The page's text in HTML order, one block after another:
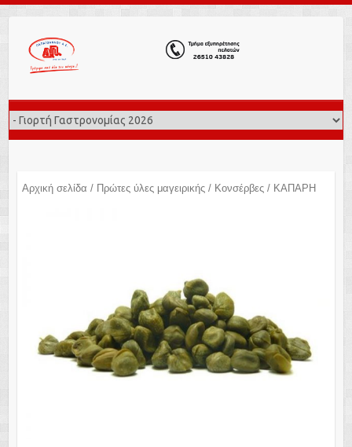
Αρχική σελίδα / Πρώτες ύλες μαγειρικής/ Κονσέρβες/ ΚΑΠΑΡΗ